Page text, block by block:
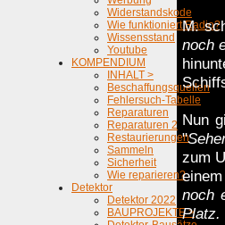
Widerstandskode
Wie funktioniert Radio?
Wissensstand
Youtube
KOMPENDIUM
INHALT >
Beschaffungsquellen
Fehlersuch-Tabelle
Reparaturen
Reparaturen 2
Restaurierungen
Sammeln
Sicherheit
Wie reparieren?
Detektor
Detektor 2022
BAUPROJEKTE >
M.
noch
Nun
"
zum
noch
Platz.